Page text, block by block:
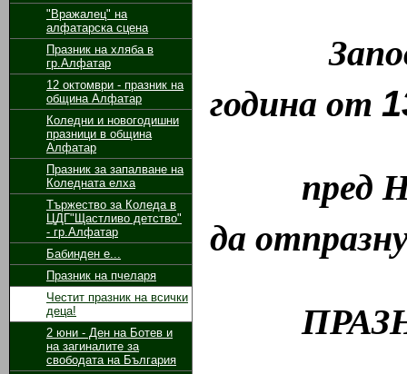
"Вражалец" на
алфатарска сцена
Празник на хляба в
гр.Алфатар
12 октомври - празник на
община Алфатар
Коледни и новогодишни
празници в община
Алфатар
Празник за запалване на
Коледната елха
Тържество за Коледа в
ЦДГ"Щастливо детство"
- гр.Алфатар
Бабинден е...
Празник на пчеларя
Честит празник на всички
деца!
2 юни - Ден на Ботев и
на загиналите за
свободата на България
година от
пред НЧ
да